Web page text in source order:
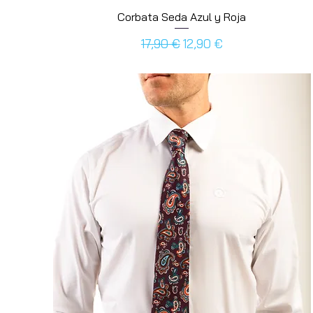
Corbata Seda Azul y Roja
Prezzo regolare
17,90 €Prezzo scontato
12,90 €